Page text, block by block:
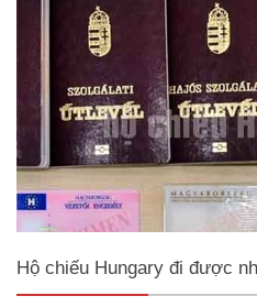
Hộ chiếu Hungary đi được